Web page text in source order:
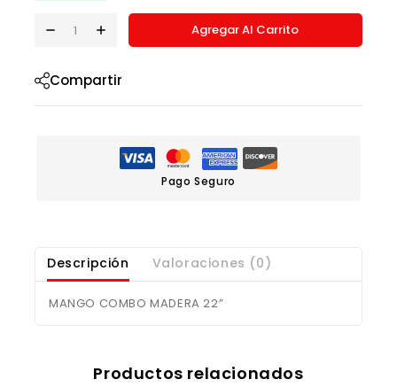
Agregar Al Carrito
Compartir
Pago Seguro
Descripción Valoraciones (0)
MANGO COMBO MADERA 22”
Productos relacionados